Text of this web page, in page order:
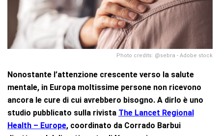
Photo credits: @sebra - Adobe stock
Nonostante l’attenzione crescente verso la salute
mentale, in Europa moltissime persone non ricevono
ancora le cure di cui avrebbero bisogno. A dirlo è uno
studio pubblicato sulla rivista The Lancet Regional
Health – Europe, coordinato da Corrado Barbui